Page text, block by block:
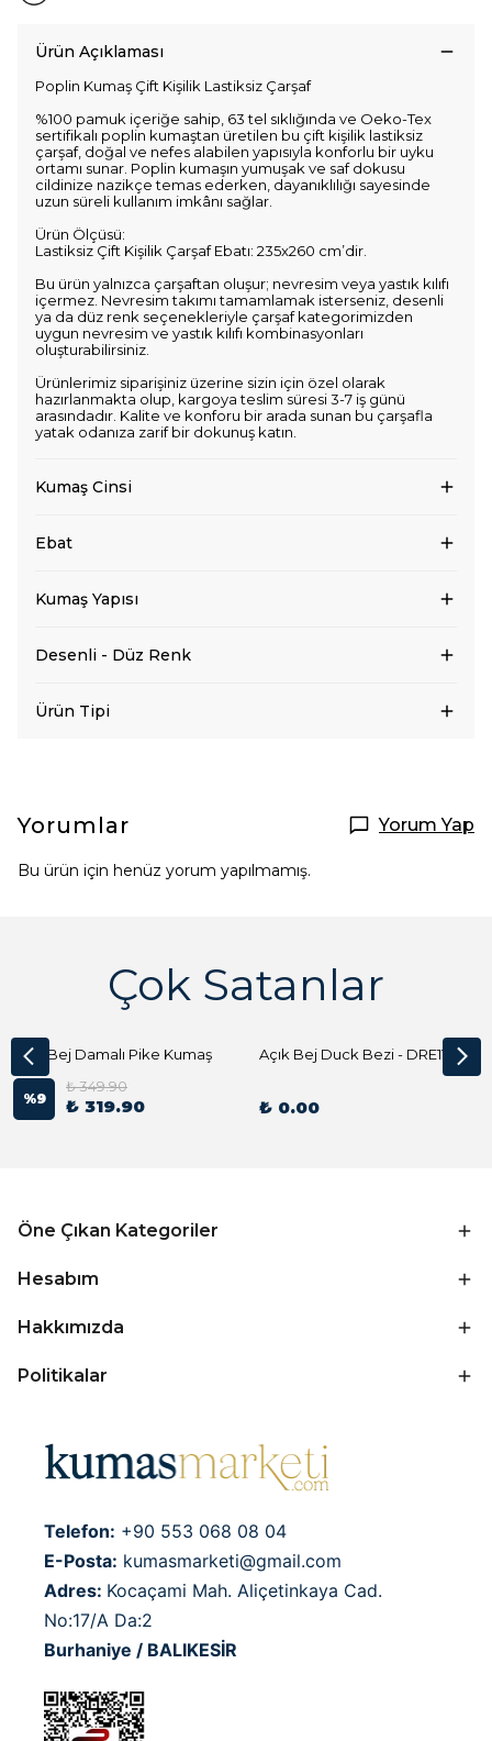
Ürün Açıklaması
Poplin Kumaş Çift Kişilik Lastiksiz Çarşaf
%100 pamuk içeriğe sahip, 63 tel sıklığında ve Oeko-Tex
sertifikalı poplin kumaştan üretilen bu çift kişilik lastiksiz
çarşaf, doğal ve nefes alabilen yapısıyla konforlu bir uyku
ortamı sunar. Poplin kumaşın yumuşak ve saf dokusu
cildinize nazikçe temas ederken, dayanıklılığı sayesinde
uzun süreli kullanım imkânı sağlar.
Ürün Ölçüsü:
Lastiksiz Çift Kişilik Çarşaf Ebatı: 235x260 cm’dir.
Bu ürün yalnızca çarşaftan oluşur; nevresim veya yastık kılıfı
içermez. Nevresim takımı tamamlamak isterseniz, desenli
ya da düz renk seçenekleriyle çarşaf kategorimizden
uygun nevresim ve yastık kılıfı kombinasyonları
oluşturabilirsiniz.
Ürünlerimiz siparişiniz üzerine sizin için özel olarak
hazırlanmakta olup, kargoya teslim süresi 3-7 iş günü
arasındadır. Kalite ve konforu bir arada sunan bu çarşafla
yatak odanıza zarif bir dokunuş katın.
Kumaş Cinsi
Ebat
Kumaş Yapısı
Desenli - Düz Renk
Ürün Tipi
Yorumlar Yorum Yap
Bu ürün için henüz yorum yapılmamış.
Çok Satanlar
Açık Bej Damalı Pike Kumaş
%9
₺ 349.90
₺ 319.90
Açık Bej Duck Bezi - DRE1144 Kumaş Peçete
₺ 0.00
Öne Çıkan Kategoriler
Hesabım
Hakkımızda
Politikalar
Telefon: +90 553 068 08 04
E-Posta: kumasmarketi@gmail.com
Adres: Kocaçami Mah. Aliçetinkaya Cad.
No:17/A Da:2
Burhaniye / BALIKESİR